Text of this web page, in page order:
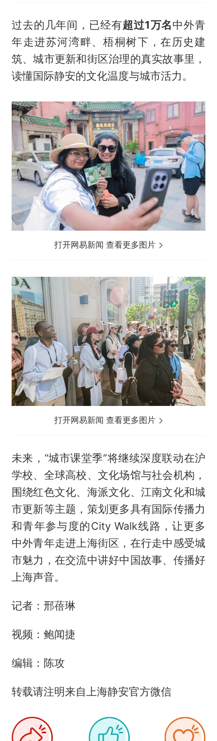
过去的几年间，已经有超过1万名中外青
年走进苏河湾畔、梧桐树下，在历史建
筑、城市更新和街区治理的真实故事里，
读懂国际静安的文化温度与城市活力。
打开网易新闻 查看更多图片
打开网易新闻 查看更多图片
未来，“城市课堂季”将继续深度联动在沪
学校、全球高校、文化场馆与社会机构，
围绕红色文化、海派文化、江南文化和城
市更新等主题，策划更多具有国际传播力
和青年参与度的City Walk线路，让更多
中外青年走进上海街区，在行走中感受城
市魅力，在交流中讲好中国故事、传播好
上海声音。
记者：邢蓓琳
视频：鲍闻捷
编辑：陈攻
转载请注明来自上海静安官方微信